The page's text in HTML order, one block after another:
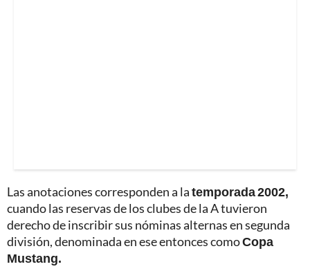
Las anotaciones corresponden a latemporada 2002,
cuando las reservas de los clubes de la A tuvieron
derecho de inscribir sus nóminas alternas en segunda
división, denominada en ese entonces comoCopa
Mustang.